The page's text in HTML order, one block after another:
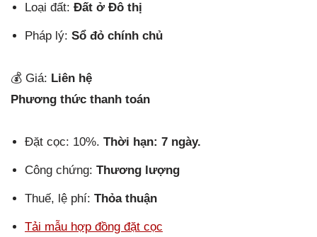
Loại đất: Đất ở Đô thị
Pháp lý: Sổ đỏ chính chủ
💰 Giá: Liên hệ
Phương thức thanh toán
Đặt cọc: 10%. Thời hạn: 7 ngày.
Công chứng: Thương lượng
Thuế, lệ phí: Thỏa thuận
Tải mẫu hợp đồng đặt cọc